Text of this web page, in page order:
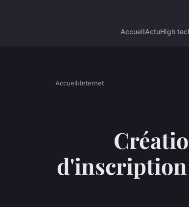
AccueilActuHigh
Accueil›Internet
d'inscription